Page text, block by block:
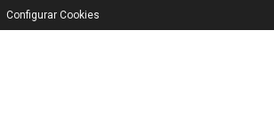
Configurar Cookies